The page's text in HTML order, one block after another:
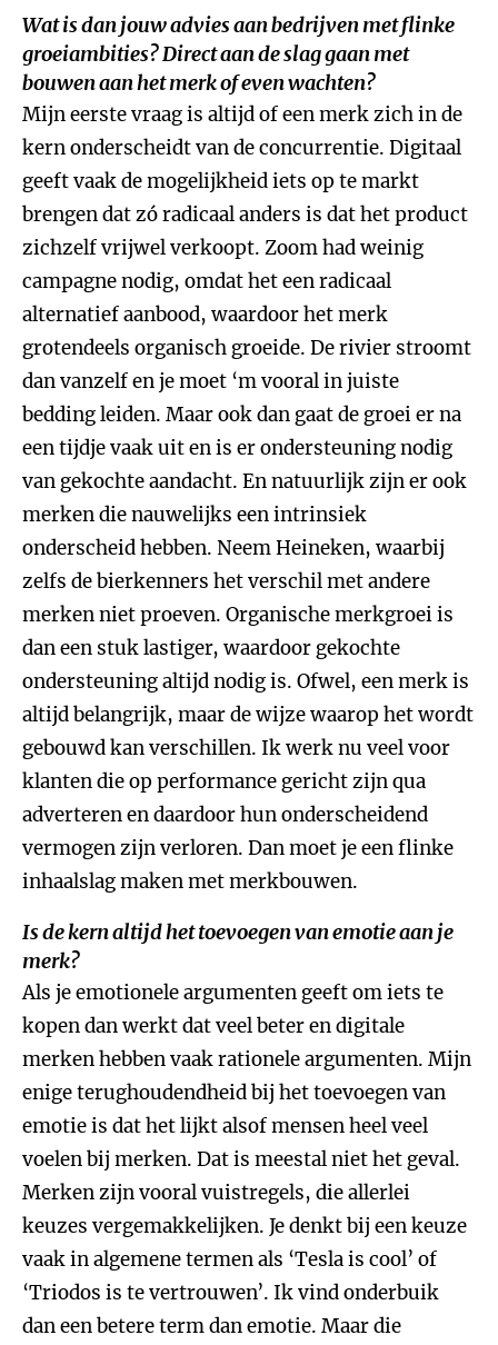
Wat is dan jouw advies aan bedrijven met flinke
groeiambities? Direct aan de slag gaan met
bouwen aan het merk of even wachten?
Mijn eerste vraag is altijd of een merk zich in de
kern onderscheidt van de concurrentie. Digitaal
geeft vaak de mogelijkheid iets op te markt
brengen dat zó radicaal anders is dat het product
zichzelf vrijwel verkoopt. Zoom had weinig
campagne nodig, omdat het een radicaal
alternatief aanbood, waardoor het merk
grotendeels organisch groeide. De rivier stroomt
dan vanzelf en je moet ‘m vooral in juiste
bedding leiden. Maar ook dan gaat de groei er na
een tijdje vaak uit en is er ondersteuning nodig
van gekochte aandacht. En natuurlijk zijn er ook
merken die nauwelijks een intrinsiek
onderscheid hebben. Neem Heineken, waarbij
zelfs de bierkenners het verschil met andere
merken niet proeven. Organische merkgroei is
dan een stuk lastiger, waardoor gekochte
ondersteuning altijd nodig is. Ofwel, een merk is
altijd belangrijk, maar de wijze waarop het wordt
gebouwd kan verschillen. Ik werk nu veel voor
klanten die op performance gericht zijn qua
adverteren en daardoor hun onderscheidend
vermogen zijn verloren. Dan moet je een flinke
inhaalslag maken met merkbouwen.
Is de kern altijd het toevoegen van emotie aan je
merk?
Als je emotionele argumenten geeft om iets te
kopen dan werkt dat veel beter en digitale
merken hebben vaak rationele argumenten. Mijn
enige terughoudendheid bij het toevoegen van
emotie is dat het lijkt alsof mensen heel veel
voelen bij merken. Dat is meestal niet het geval.
Merken zijn vooral vuistregels, die allerlei
keuzes vergemakkelijken. Je denkt bij een keuze
vaak in algemene termen als ‘Tesla is cool’ of
‘Triodos is te vertrouwen’. Ik vind onderbuik
dan een betere term dan emotie. Maar die